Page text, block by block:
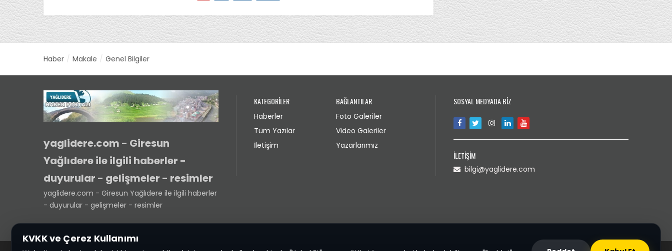
KVKK ve Çerez Kullanımı
Haber Makale Genel Bilgiler
yaglidere.com - Giresun
Yağlıdere ile ilgili haberler -
duyurular - gelişmeler - resimler
yaglidere.com - Giresun Yağlıdere ile ilgili haberler
- duyurular - gelişmeler - resimler
KATEGORİLER
Haberler
Tüm Yazılar
İletişim
BAĞLANTILAR
Foto Galeriler
Video Galeriler
Yazarlarımız
SOSYAL MEDYADA BİZ
İLETİŞİM
bilgi@yaglidere.com